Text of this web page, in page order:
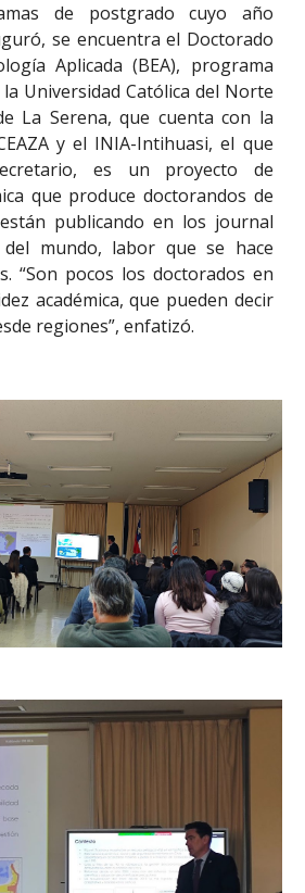
de postgrado cuyo año
se encuentra el Doctorado
Aplicada (BEA), programa
Universidad Católica del Norte
La Serena, que cuenta con la
y el INIA-Intihuasi, el que
es un proyecto de
que produce doctorandos de
publicando en los journal
del mundo, labor que se hace
“Son pocos los doctorados en
académica, que pueden decir
regiones”, enfatizó.